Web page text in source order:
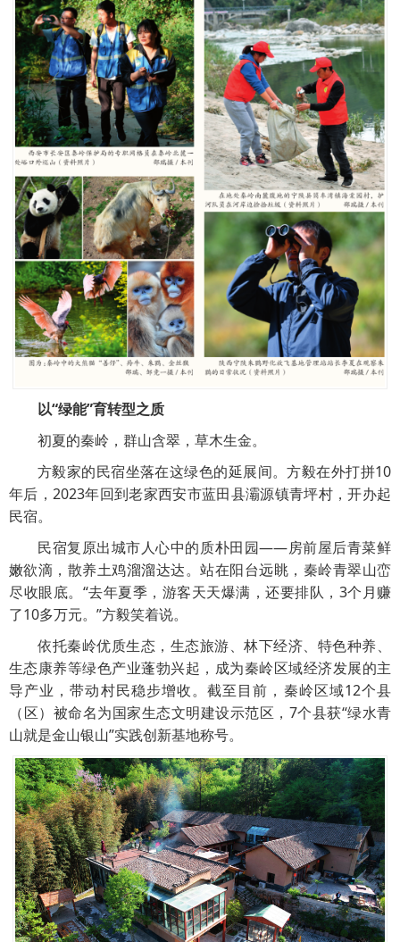
以“绿能”育转型之质
初夏的秦岭，群山含翠，草木生金。
方毅家的民宿坐落在这绿色的延展间。方毅在外打拼10
年后，2023年回到老家西安市蓝田县灞源镇青坪村，开办起
民宿。
民宿复原出城市人心中的质朴田园——房前屋后青菜鲜
嫩欲滴，散养土鸡溜溜达达。站在阳台远眺，秦岭青翠山峦
尽收眼底。“去年夏季，游客天天爆满，还要排队，3个月赚
了10多万元。”方毅笑着说。
依托秦岭优质生态，生态旅游、林下经济、特色种养、
生态康养等绿色产业蓬勃兴起，成为秦岭区域经济发展的主
导产业，带动村民稳步增收。截至目前，秦岭区域12个县
（区）被命名为国家生态文明建设示范区，7个县获“绿水青
山就是金山银山”实践创新基地称号。